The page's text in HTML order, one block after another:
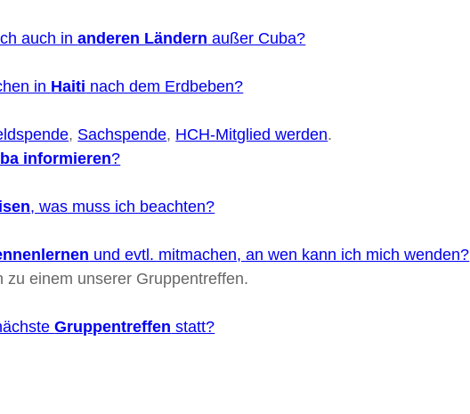
auch inanderen Ländern außer Cuba?
in Haiti nach dem Erdbeben?
, Sachspende, HCH-Mitglied werden.
informieren?
, was muss ich beachten?
und evtl. mitmachen, an wen kann ich mich wenden?
zu einem unserer Gruppentreffen.
Gruppentreffen statt?